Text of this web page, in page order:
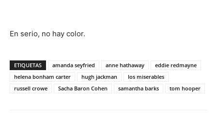
En serio, no hay color.
ETIQUETAS amanda seyfried anne hathaway
eddie redmayne
helena bonham carter
hugh jackman
los miserables
russell crowe
Sacha Baron Cohen samantha barks tom hooper